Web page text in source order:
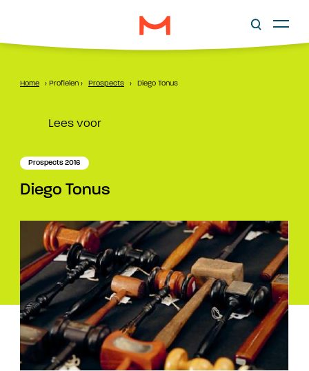
Home › Profielen › Prospects › Diego Tonus
Lees voor
Prospects 2016
Diego Tonus